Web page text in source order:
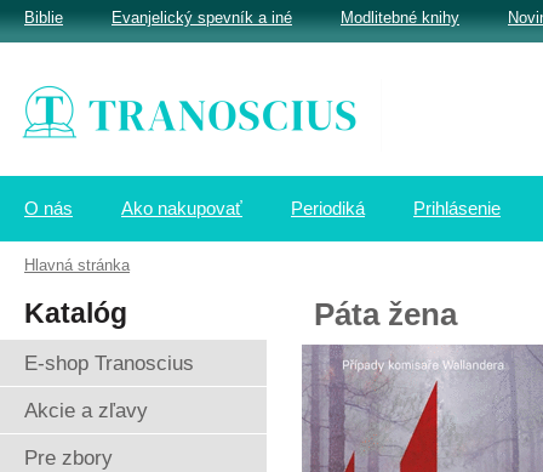
O nás Ako nakupovať Periodiká Prihlásenie
Páta žena
Katalóg
E-shop Tranoscius
Akcie a zľavy
Pre zbory
Biblie Evanjelický spevník a iné Modlitebné knihy
Hlavná stránka